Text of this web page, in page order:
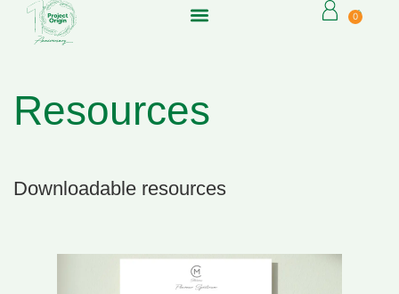
0
Resources
Downloadable resources